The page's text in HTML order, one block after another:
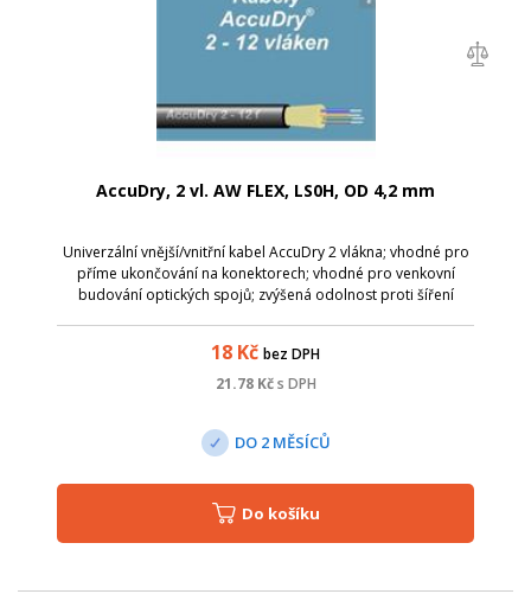
AccuDry, 2 vl. AW FLEX, LS0H, OD 4,2 mm
Univerzální vnější/vnitřní kabel AccuDry 2 vlákna; vhodné pro
příme ukončování na konektorech; vhodné pro venkovní
budování optických spojů; zvýšená odolnost proti šíření
18 Kč bez DPH
21.78Kč s DPH
DO 2 MĚSÍCŮ
Do košíku